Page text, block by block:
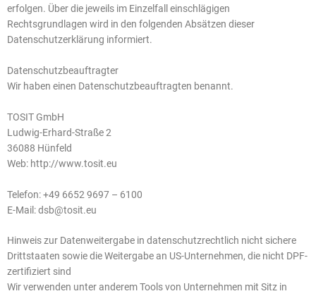
erfolgen. Über die jeweils im Einzelfall einschlägigen
Rechtsgrundlagen wird in den folgenden Absätzen dieser
Datenschutzerklärung informiert.
Datenschutz­beauftragter
Wir haben einen Datenschutzbeauftragten benannt.
TOSIT GmbH
Ludwig-Erhard-Straße 2
36088 Hünfeld
Web: http://www.tosit.eu
Telefon: +49 6652 9697 – 6100
E-Mail: dsb@tosit.eu
Hinweis zur Datenweitergabe in datenschutzrechtlich nicht sichere
Drittstaaten sowie die Weitergabe an US-Unternehmen, die nicht DPF-
zertifiziert sind
Wir verwenden unter anderem Tools von Unternehmen mit Sitz in